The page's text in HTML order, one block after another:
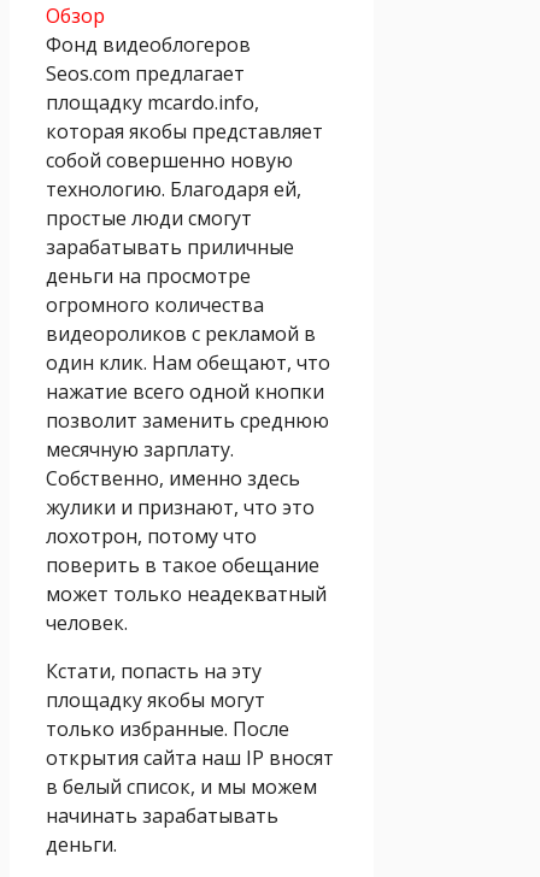
Обзор
Фонд видеоблогеров
Seos.com предлагает
площадку mcardo.info,
которая якобы представляет
собой совершенно новую
технологию. Благодаря ей,
простые люди смогут
зарабатывать приличные
деньги на просмотре
огромного количества
видеороликов с рекламой в
один клик. Нам обещают, что
нажатие всего одной кнопки
позволит заменить среднюю
месячную зарплату.
Собственно, именно здесь
жулики и признают, что это
лохотрон, потому что
поверить в такое обещание
может только неадекватный
человек.
Кстати, попасть на эту
площадку якобы могут
только избранные. После
открытия сайта наш IP вносят
в белый список, и мы можем
начинать зарабатывать
деньги.